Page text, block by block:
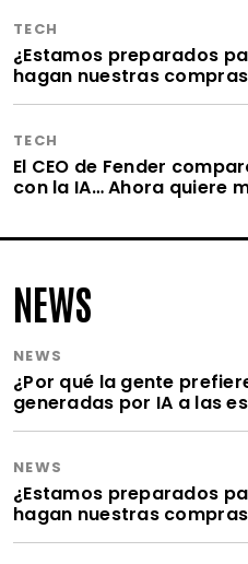
TECH
¿Estamos preparados
hagan nuestras
TECH
El CEO de Fender
con la IA… Ahora quiere
NEWS
NEWS
¿Por qué la gente
generadas por IA a las
NEWS
¿Estamos preparados
hagan nuestras